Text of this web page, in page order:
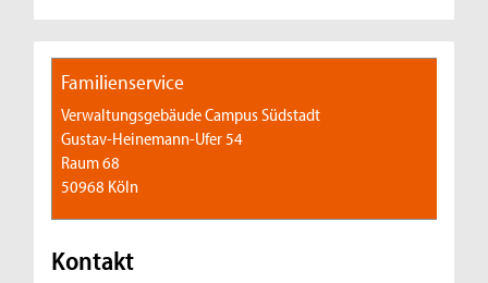
Familienservice
Verwaltungsgebäude Campus Südstadt
Gustav-Heinemann-Ufer 54
Raum 68
50968 Köln
Kontakt